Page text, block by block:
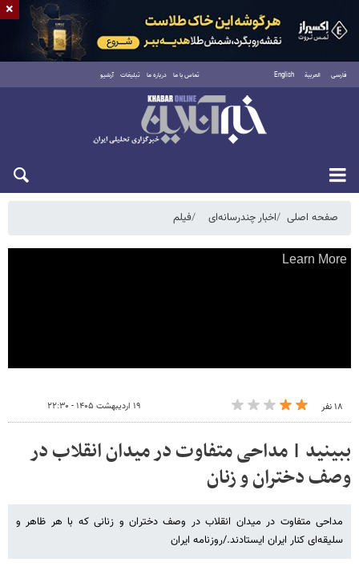
فارسی العربية English تماس با ما درباره ما تبلیغات آرشیو
دوشنبه ۱۹ مرداد ۱۴۰۵
صفحه اصلی اخبار چندرسانه‌ای فیلم
۱۸ نفر ۱۹ اردیبهشت ۱۴۰۵ - ۲۲:۳۰
ببینید | مداحی متفاوت در میدان انقلاب در
وصف دختران و زنان
مداحی متفاوت در میدان انقلاب در وصف دختران و زنانی که با هر ظاهر و
سلیقه‌ای کنار ایران ایستادند./روزنامه ایران
×